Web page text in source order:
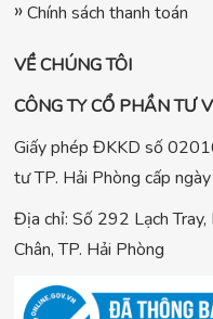
Chính sách thanh toán
VỀ CHÚNG TÔI
CÔNG TY CỔ PHẦN TƯ
Giấy phép ĐKKD số
tư TP. Hải Phòng cấp
Địa chỉ: Số 292 Lạch
Chân, TP. Hải Phòng